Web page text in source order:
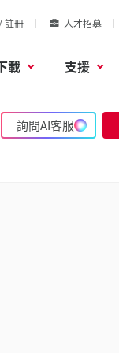
註冊 人才招募
載 支援
詢問AI客服